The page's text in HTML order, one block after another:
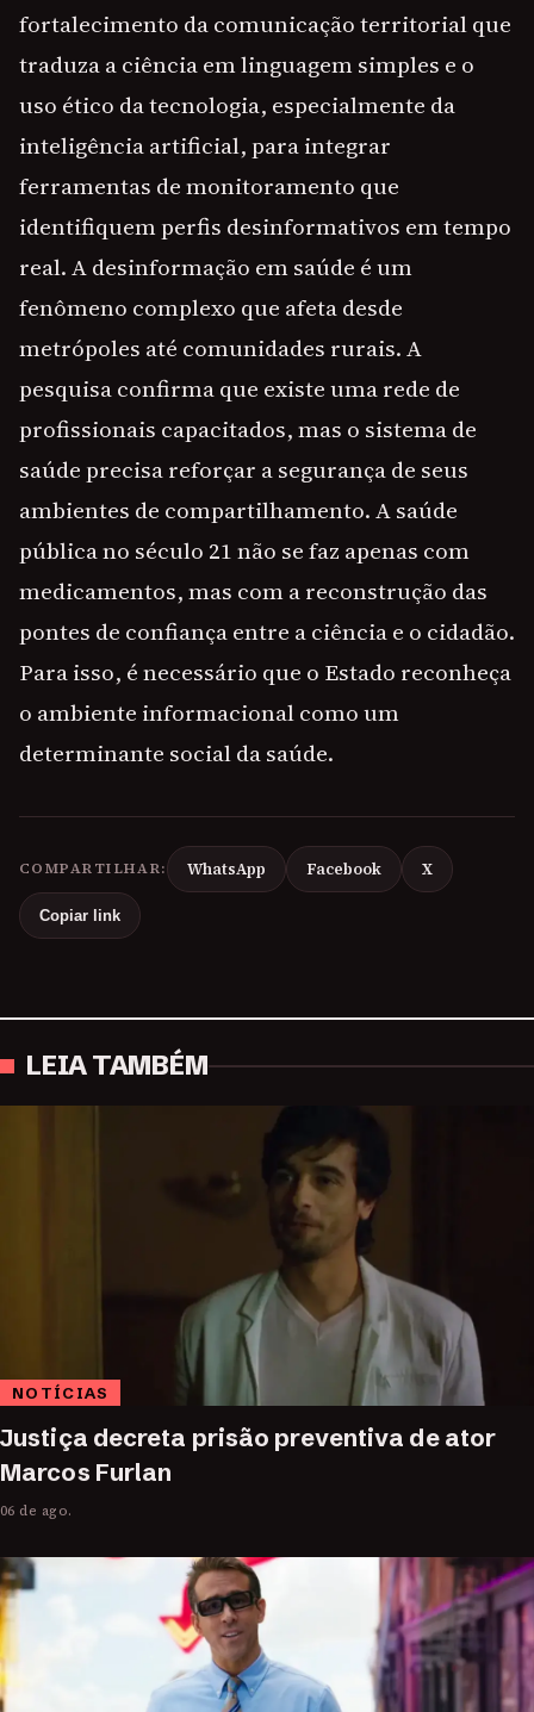
fortalecimento da comunicação territorial que
traduza a ciência em linguagem simples e o
uso ético da tecnologia, especialmente da
inteligência artificial, para integrar
ferramentas de monitoramento que
identifiquem perfis desinformativos em tempo
real. A desinformação em saúde é um
fenômeno complexo que afeta desde
metrópoles até comunidades rurais. A
pesquisa confirma que existe uma rede de
profissionais capacitados, mas o sistema de
saúde precisa reforçar a segurança de seus
ambientes de compartilhamento. A saúde
pública no século 21 não se faz apenas com
medicamentos, mas com a reconstrução das
pontes de confiança entre a ciência e o cidadão.
Para isso, é necessário que o Estado reconheça
o ambiente informacional como um
determinante social da saúde.
COMPARTILHAR: WhatsApp Facebook X
Copiar link
LEIA TAMBÉM
NOTÍCIAS
Justiça decreta prisão preventiva de ator
Marcos Furlan
06 de ago.